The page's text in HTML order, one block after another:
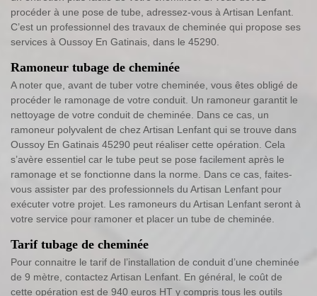
procéder à une pose de tube, adressez-vous à Artisan Lenfant.
C’est un professionnel des travaux de cheminée qui propose ses
services à Oussoy En Gatinais, dans le 45290.
Ramoneur tubage de cheminée
A noter que, avant de tuber votre cheminée, vous êtes obligé de
procéder le ramonage de votre conduit. Un ramoneur garantit le
nettoyage de votre conduit de cheminée. Dans ce cas, un
ramoneur polyvalent de chez Artisan Lenfant qui se trouve dans
Oussoy En Gatinais 45290 peut réaliser cette opération. Cela
s’avère essentiel car le tube peut se pose facilement après le
ramonage et se fonctionne dans la norme. Dans ce cas, faites-
vous assister par des professionnels du Artisan Lenfant pour
exécuter votre projet. Les ramoneurs du Artisan Lenfant seront à
votre service pour ramoner et placer un tube de cheminée.
Tarif tubage de cheminée
Pour connaitre le tarif de l’installation de conduit d’une cheminée
de 9 mètre, contactez Artisan Lenfant. En général, le coût de
cette opération est de 940 euros HT y compris tous les outils